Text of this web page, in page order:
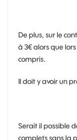
De plus, sur le
à 3€ alors que
compris.
Il doit y avoir un
Serait il possible
complets sans la